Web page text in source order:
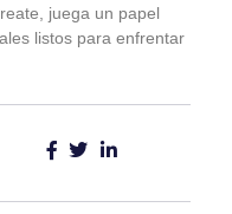
juega un papel
listos para enfrentar